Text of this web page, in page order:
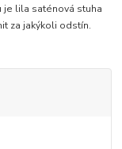
je lila saténová stuha
za jakýkoli odstín.